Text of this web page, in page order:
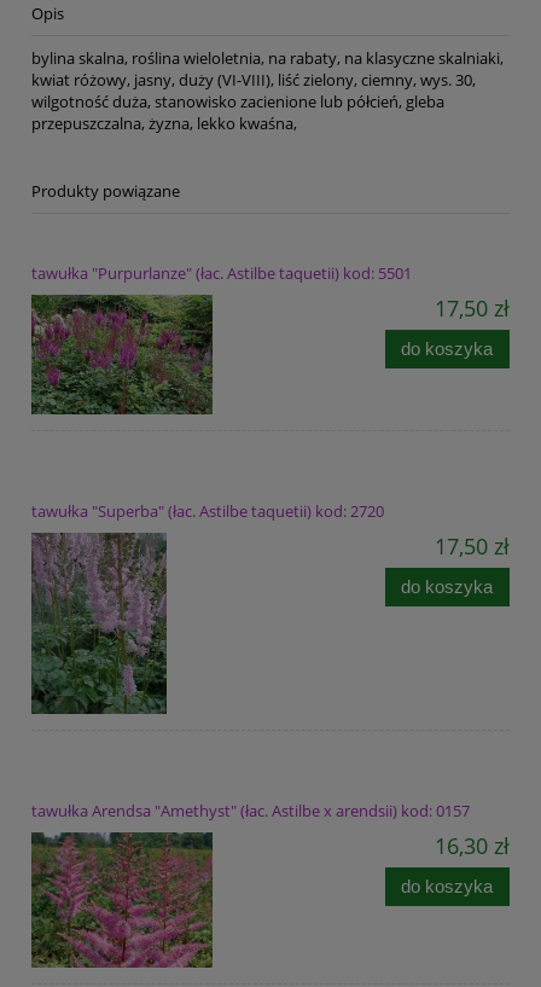
Opis
bylina skalna, roślina wieloletnia, na rabaty, na klasyczne skalniaki,
kwiat różowy, jasny, duży (VI-VIII), liść zielony, ciemny, wys. 30,
wilgotność duża, stanowisko zacienione lub półcień, gleba
przepuszczalna, żyzna, lekko kwaśna,
Produkty powiązane
tawułka "Purpurlanze" (łac. Astilbe taquetii) kod: 5501
17,50 zł
do koszyka
tawułka "Superba" (łac. Astilbe taquetii) kod: 2720
17,50 zł
do koszyka
tawułka Arendsa "Amethyst" (łac. Astilbe x arendsii) kod: 0157
16,30 zł
do koszyka